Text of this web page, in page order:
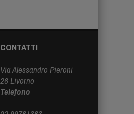
CONTATTI
Via Alessandro Pieroni
26 Livorno
Telefono